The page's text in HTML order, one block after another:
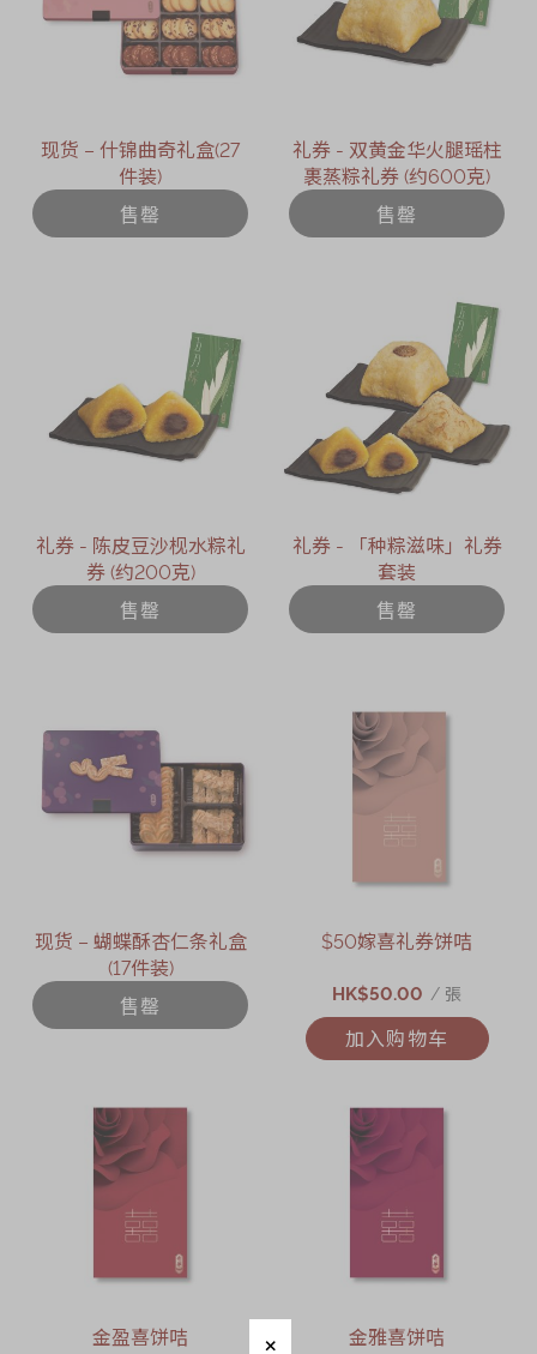
现货 – 什锦曲奇礼盒(27
件装)
售罄
礼券 - 双黄金华火腿瑶柱
裹蒸粽礼券 (约600克)
售罄
礼券 - 陈皮豆沙枧水粽礼
券 (约200克)
售罄
礼券 - 「种粽滋味」礼券
套装
售罄
现货 – 蝴蝶酥杏仁条礼盒
(17件装)
售罄
$50嫁喜礼券饼咭
HK$50.00 / 張
加入购物车
金盈喜饼咭 金雅喜饼咭